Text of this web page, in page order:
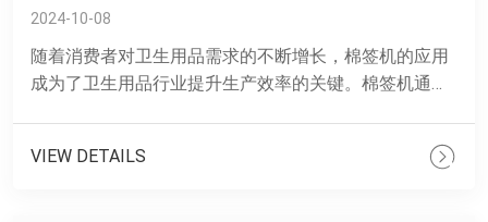
2024-10-08
随着消费者对卫生用品需求的不断增长，棉签机的应用
成为了卫生用品行业提升生产效率的关键。棉签机通过
VIEW DETAILS